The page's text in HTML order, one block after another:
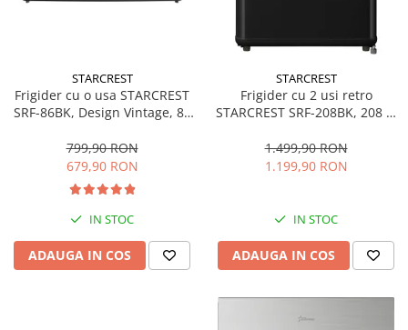
STARCREST
Frigider cu o usa STARCREST
SRF-86BK, Design Vintage, 85
interioara, H 84 cm, Negru
799,90 RON
679,90 RON
IN STOC
ADAUGA IN COS
STARCREST
Frigider cu 2 usi retro
STARCREST SRF-208BK, 208 L,
Iluminare LED, Termostat
Reglabil, H 147 cm, Negru
1.499,90 RON
1.199,90 RON
IN STOC
ADAUGA IN COS